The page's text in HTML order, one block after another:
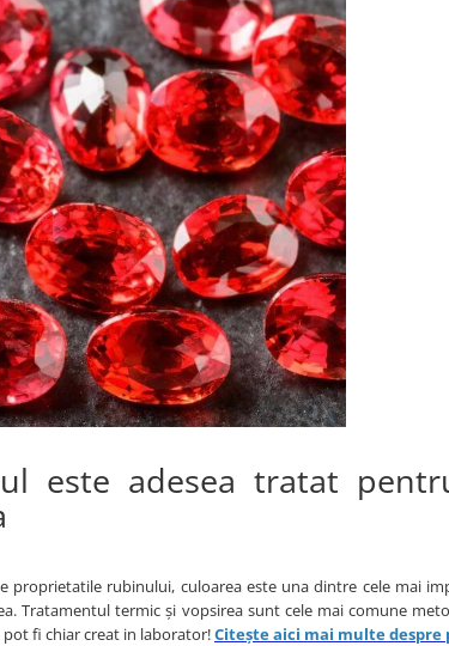
este adesea tratat
proprietatile rubinului, culoarea este una dintre cele mai
Tratamentul termic și vopsirea sunt cele mai comune
fi chiar creat in laborator!Citește aici mai multe